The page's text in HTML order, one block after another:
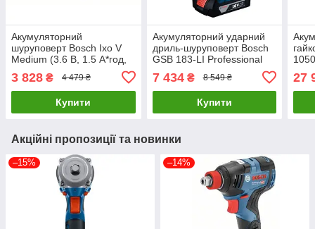
Акумуляторний
шуруповерт Bosch Ixo V
Medium (3.6 В, 1.5 А*год,
3 828 ₴ 4 479 ₴
Купити
Акумуляторний ударний
дриль-шуруповерт Bosch
GSB 183-LI Professional
(06019K9100)
7 434₴ 8 549 ₴
Купити
27
Акційні пропозиції та новинки
–15% –14%